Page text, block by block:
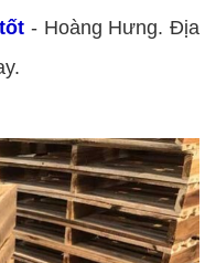
- Hoàng Hưng. Địa